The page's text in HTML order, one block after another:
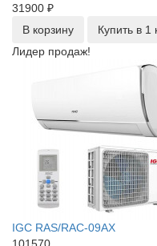
31900 ₽
В корзину
Купить в 1
Лидер продаж!
IGC RAS/RAC-09AX